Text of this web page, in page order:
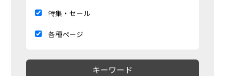
特集・セール
各種ページ
キーワード